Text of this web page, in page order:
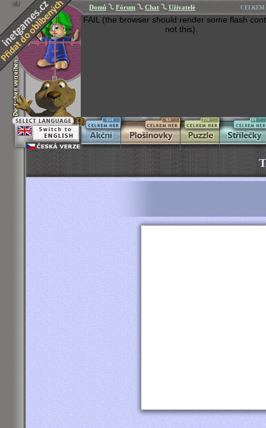
Domů Fórum Chat Uživatelé CELKEM
FAIL (the browser should render some flash
not this).
554 63 270 269